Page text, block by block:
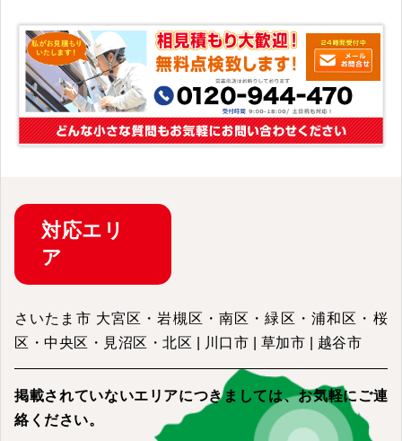
対応エリ
ア
さいたま市 大宮区・岩槻区・南区・緑区・浦和区・桜
区・中央区・見沼区・北区 | 川口市 | 草加市 | 越谷市
掲載されていないエリアにつきましては、お気軽にご連
絡ください。